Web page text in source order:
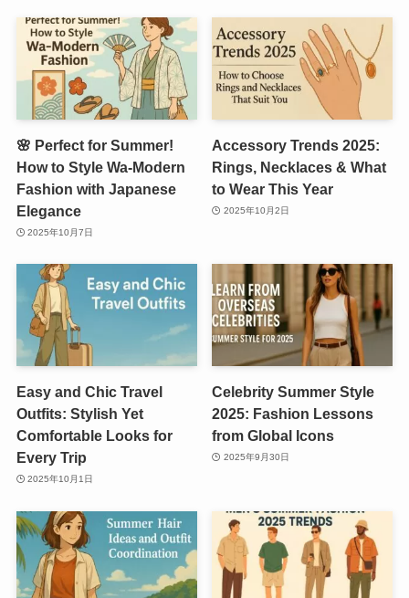
🌸 Perfect for Summer!
How to Style Wa-Modern
Fashion with Japanese
Elegance
2025年10月7日
Accessory Trends 2025:
Rings, Necklaces & What
to Wear This Year
2025年10月2日
Easy and Chic Travel
Outfits: Stylish Yet
Comfortable Looks for
Every Trip
2025年10月1日
Celebrity Summer Style
2025: Fashion Lessons
from Global Icons
2025年9月30日